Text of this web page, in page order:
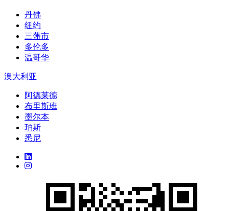
丹佛
纽约
三藩市
多伦多
温哥华
澳大利亚
阿德莱德
布里斯班
墨尔本
珀斯
悉尼